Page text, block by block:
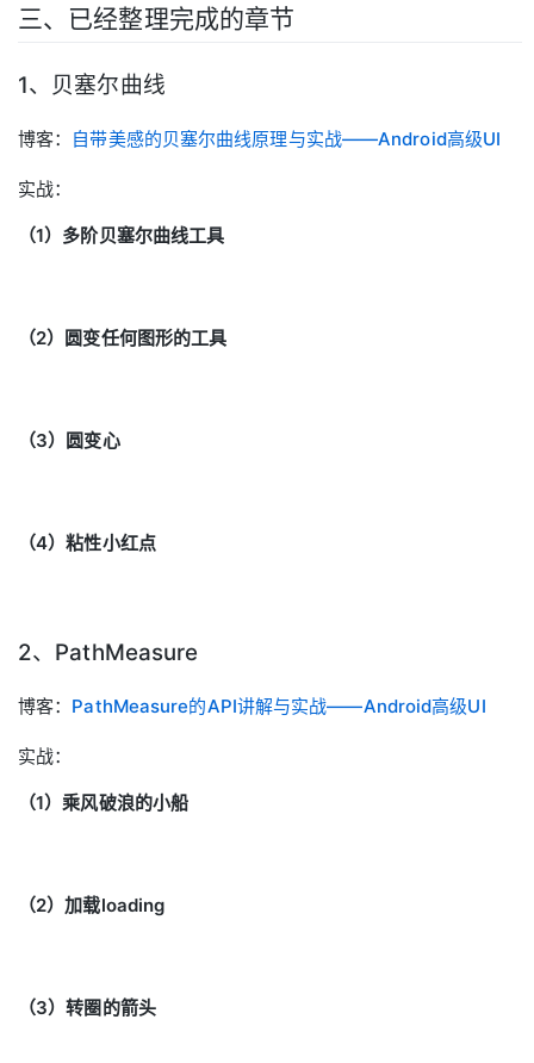
三、已经整理完成的章节
1、贝塞尔曲线
博客： 自带美感的贝塞尔曲线原理与实战——Android高级UI
实战：
（1）多阶贝塞尔曲线工具
（2）圆变任何图形的工具
（3）圆变心
（4）粘性小红点
2、PathMeasure
博客： PathMeasure的API讲解与实战——Android高级UI
实战：
（1）乘风破浪的小船
（2）加载loading
（3）转圈的箭头